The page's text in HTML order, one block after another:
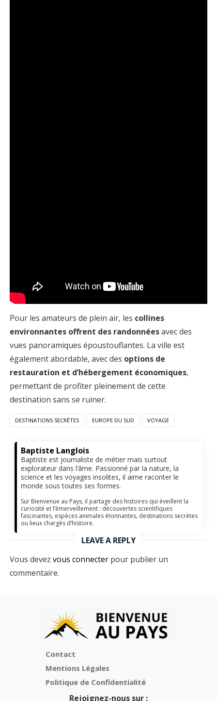
Pour les amateurs de plein air, les collines
environnantes offrent des randonnéesavec des
vues panoramiques époustouflantes. La ville est
également abordable, avec des options de
restauration et d’hébergement économiques,
permettant de profiter pleinement de cette
destination sans se ruiner.
DESTINATIONS SECRÈTES EUROPE DU SUD VOYAGE
Baptiste Langlois
Baptiste est journaliste de métier mais surtout
explorateur dans l’âme. Passionné par la nature, la
science et les voyages insolites, il aime raconter le
monde sous toutes ses formes.
Sur Bienvenue au Pays, il partage des histoires qui éveillent la
curiosité et l’émerveillement : découvertes scientifiques
fascinantes, espèces animales étonnantes, destinations secrètes
ou lieux chargés d’histoire.
LEAVE A REPLY
Vous devez vous connecter pour publier un
commentaire.
Contact
Mentions Légales
Politique de Confidentialité
Rejoignez-nous sur :